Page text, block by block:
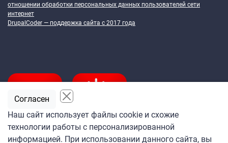
отношении обработки персональных данных пользователей сети
интернет
DrupalCoder — поддержка сайта c 2017 года
Подпишитесь
Наш сайт использует файлы cookie и схожие
технологии работы с персонализированной
информацией. При использовании данного сайта, вы
Согласен